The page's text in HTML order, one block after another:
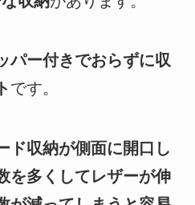
パー付きでおらずに収
です。
ド収納が側面に開口し
を多くしてレザーが伸